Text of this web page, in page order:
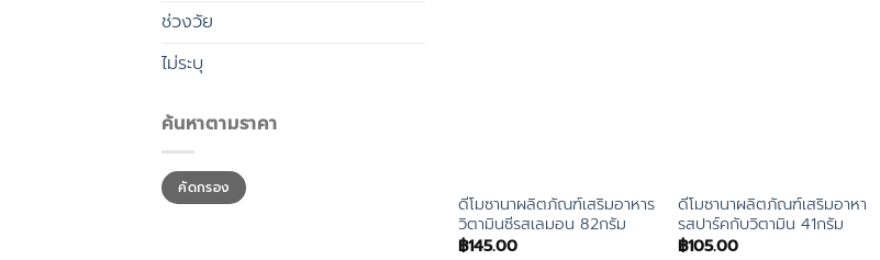
ช่วงวัย
ไม่ระบุ
ค้นหาตามราคา
ราคา
ต่ำ
สุด
ราคา
สูงสุดคัดกรอง
ดีโมซานาผลิตภัณฑ์เสริมอาหาร
วิตามินซีรสเลมอน 82กรัม
฿145.00
ดีโมซานาผลิตภัณฑ์เสริมอาหา
รสปาร์คกับวิตามิน 41กรัม
฿105.00